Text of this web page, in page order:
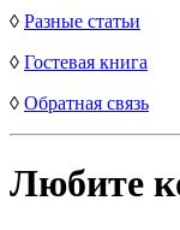
◊ Разные статьи
◊ Гостевая книга
◊ Обратная связь
Любите